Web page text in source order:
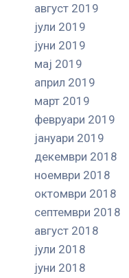
август 2019
јули 2019
јуни 2019
мај 2019
април 2019
март 2019
февруари 2019
јануари 2019
декември 2018
ноември 2018
октомври 2018
септември 2018
август 2018
јули 2018
јуни 2018